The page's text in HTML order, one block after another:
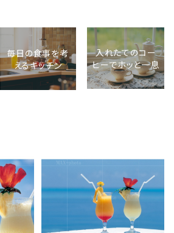
毎日の食事を考
えるキッチン
入れたてのコー
ヒーでホッと一息